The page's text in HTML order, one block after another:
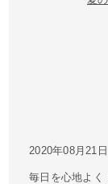
2020年08月21日
毎日を心地よく